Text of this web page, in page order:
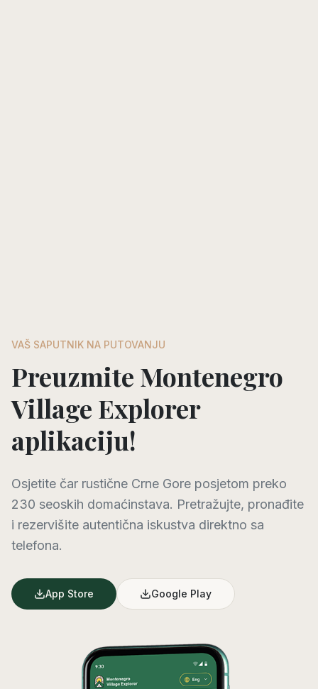
VAŠ SAPUTNIK NA PUTOVANJU
Preuzmite Montenegro
Village Explorer
aplikaciju!
Osjetite čar rustične Crne Gore posjetom preko
230 seoskih domaćinstava. Pretražujte, pronađite
i rezervišite autentična iskustva direktno sa
telefona.
App Store Google Play